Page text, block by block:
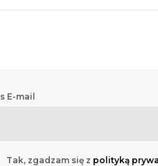
E-mail
Tak, zgadzam się z polityką